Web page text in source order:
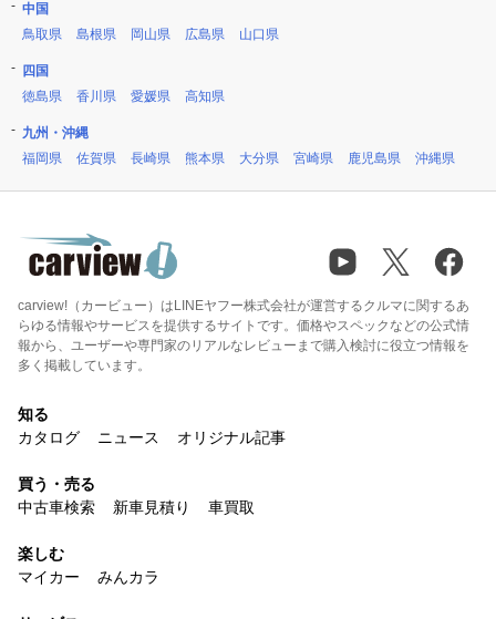
中国
鳥取県
島根県 岡山県 広島県 山口県
四国
徳島県
香川県 愛媛県 高知県
九州・沖縄
福岡県
佐賀県 長崎県 熊本県 大分県 宮崎県 鹿児島県 沖縄県
carview!（カービュー）はLINEヤフー株式会社が運営するクルマに関するあ
らゆる情報やサービスを提供するサイトです。価格やスペックなどの公式情
報から、ユーザーや専門家のリアルなレビューまで購入検討に役立つ情報を
多く掲載しています。
知る
カタログ
ニュース オリジナル記事
買う・売る
中古車検索
新車見積り 車買取
楽しむ
マイカー
みんカラ